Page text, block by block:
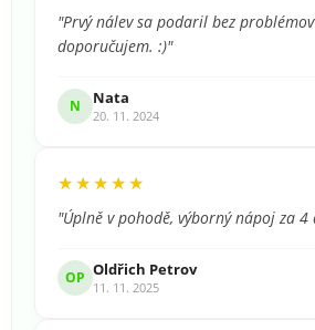
"Prvý nálev sa podaril bez
doporučujem. :)"
N Nata
20. 11. 2024
★★★★★
"Úplně v pohodě, výborný nápoj za 4
OP Oldřich Petrov
11. 11. 2025